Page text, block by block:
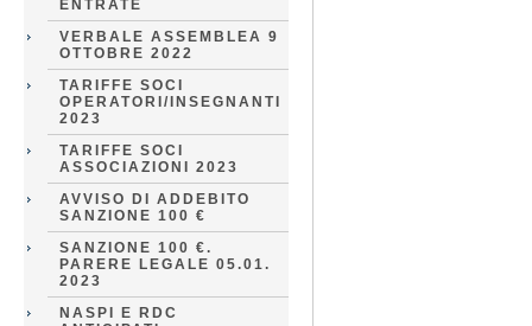
ENTRATE
VERBALE ASSEMBLEA 9
OTTOBRE 2022
TARIFFE SOCI
OPERATORI/INSEGNANTI
2023
TARIFFE SOCI
ASSOCIAZIONI 2023
AVVISO DI ADDEBITO
SANZIONE 100 €
SANZIONE 100 €.
PARERE LEGALE 05.01.
2023
NASPI E RDC